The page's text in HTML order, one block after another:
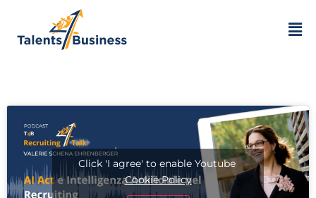
Click 'I agree' to enable Youtube
Cookie Policy